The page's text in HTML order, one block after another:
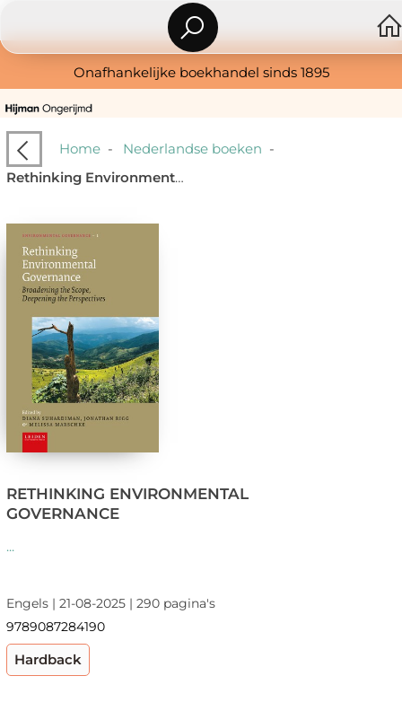
Onafhankelijke boekhandel sinds 1895
Home- Nederlandse boeken -
Rethinking Environmental Governance
RETHINKING ENVIRONMENTAL
GOVERNANCE
...
Engels | 21-08-2025 | 290 pagina's
9789087284190
Hardback